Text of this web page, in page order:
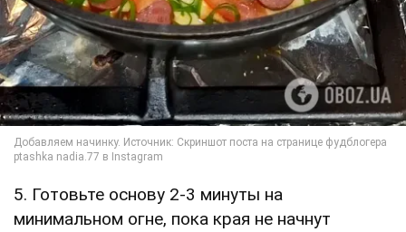
5. Готовьте основу 2-3 минуты на
минимальном огне, пока края не начнут